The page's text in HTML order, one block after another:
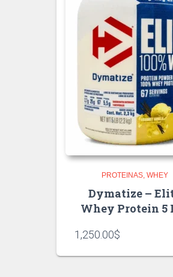
PROTEINAS WHEY
Dymatize –
Whey Protein 5
1,250.00$